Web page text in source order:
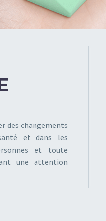
des changements
et dans les
et toute
une attention